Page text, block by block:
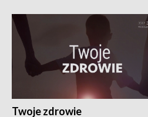
Twoje zdrowie